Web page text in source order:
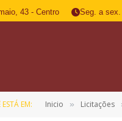
43 - Centro Seg. a
EM: Inicio » Licitações